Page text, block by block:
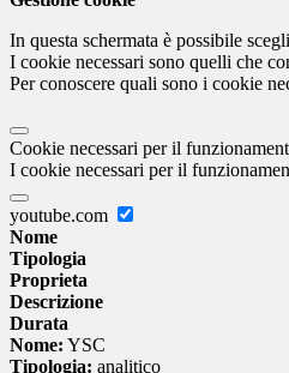
In questa schermata è possibile
I cookie necessari sono quelli che
Per conoscere quali sono i cookie
Cookie necessari per il
I cookie necessari per il
youtube.com
Nome
Tipologia
Proprieta
Descrizione
Durata
Nome: YSC
Tipologia: analitico